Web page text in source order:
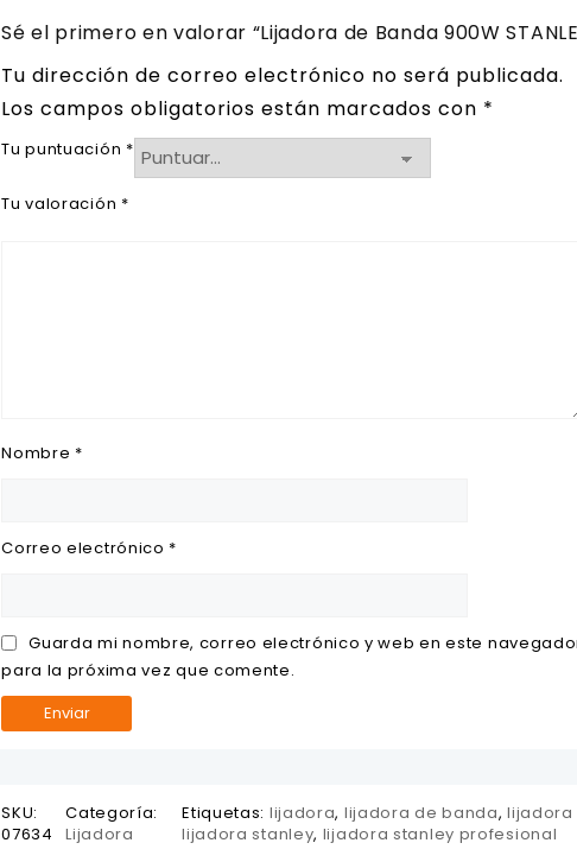
Sé el primero en valorar “Lijadora de Banda 900W
Tu dirección de correo electrónico no será publicada.
Los campos obligatorios están marcados con *
Tu puntuación *
Tu valoración *
Nombre *
Correo electrónico *
Guarda mi nombre, correo electrónico y web en este
para la próxima vez que comente.
SKU:
07634
Categoría:
Lijadora
Etiquetas: lijadora, lijadora de banda,lijadora
lijadora stanley, lijadora stanley profesional